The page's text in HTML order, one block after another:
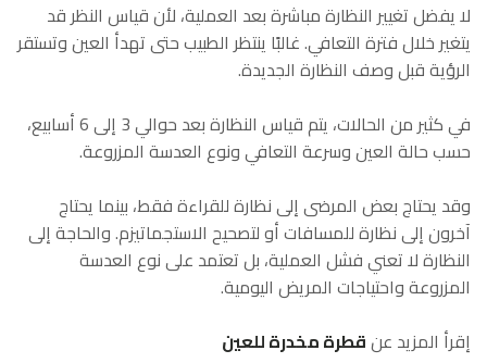
لا يفضل تغيير النظارة مباشرة بعد العملية، لأن قياس النظر قد
يتغير خلال فترة التعافي. غالبًا ينتظر الطبيب حتى تهدأ العين وتستقر
الرؤية قبل وصف النظارة الجديدة.
في كثير من الحالات، يتم قياس النظارة بعد حوالي 3 إلى 6 أسابيع،
حسب حالة العين وسرعة التعافي ونوع العدسة المزروعة.
وقد يحتاج بعض المرضى إلى نظارة للقراءة فقط، بينما يحتاج
آخرون إلى نظارة للمسافات أو لتصحيح الاستجماتيزم. والحاجة إلى
النظارة لا تعني فشل العملية، بل تعتمد على نوع العدسة
المزروعة واحتياجات المريض اليومية.
إقرأ المزيد عنقطرة مخدرة للعين